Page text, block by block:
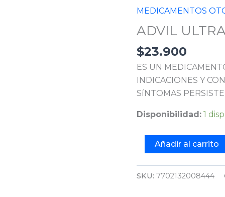
MEDICAMENTOS
ADVIL
$23.900
ES UN
INDICACIONES Y
SíNTOMAS
Disponibilidad: 1
ULTRA
CAPSULAS
cantidad
Añadir al carrito
SKU: 7702132008444